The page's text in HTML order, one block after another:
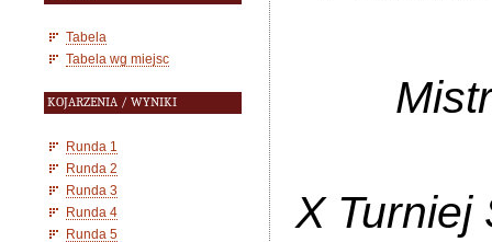
Tabela
Tabela wg miejsc
KOJARZENIA / WYNIKI
Runda 1
Runda 2
Runda 3
Runda 4
Runda 5
X Turniej